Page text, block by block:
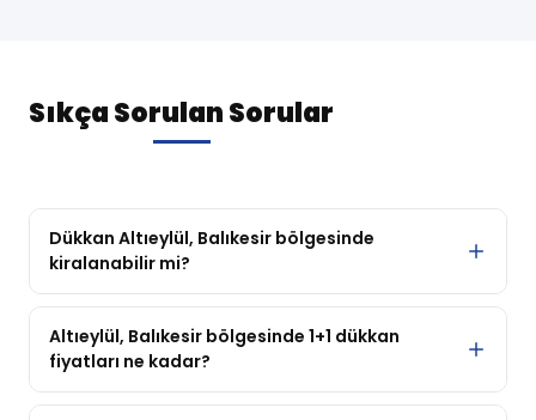
Sıkça Sorulan Sorular
Dükkan Altıeylül, Balıkesir bölgesinde
kiralanabilir mi?
Evet, bu dükkan şu anda Altıeylül, Balıkesir bölgesinde
kiralık olarak listelenmektedir. Fiyatı 120.000 ₺/ay olarak
belirlenmiştir.
Altıeylül, Balıkesir bölgesinde 1+1 dükkan
fiyatları ne kadar?
Bu 1+1 dükkan 120.000 ₺/ay fiyatla listelenmektedir.